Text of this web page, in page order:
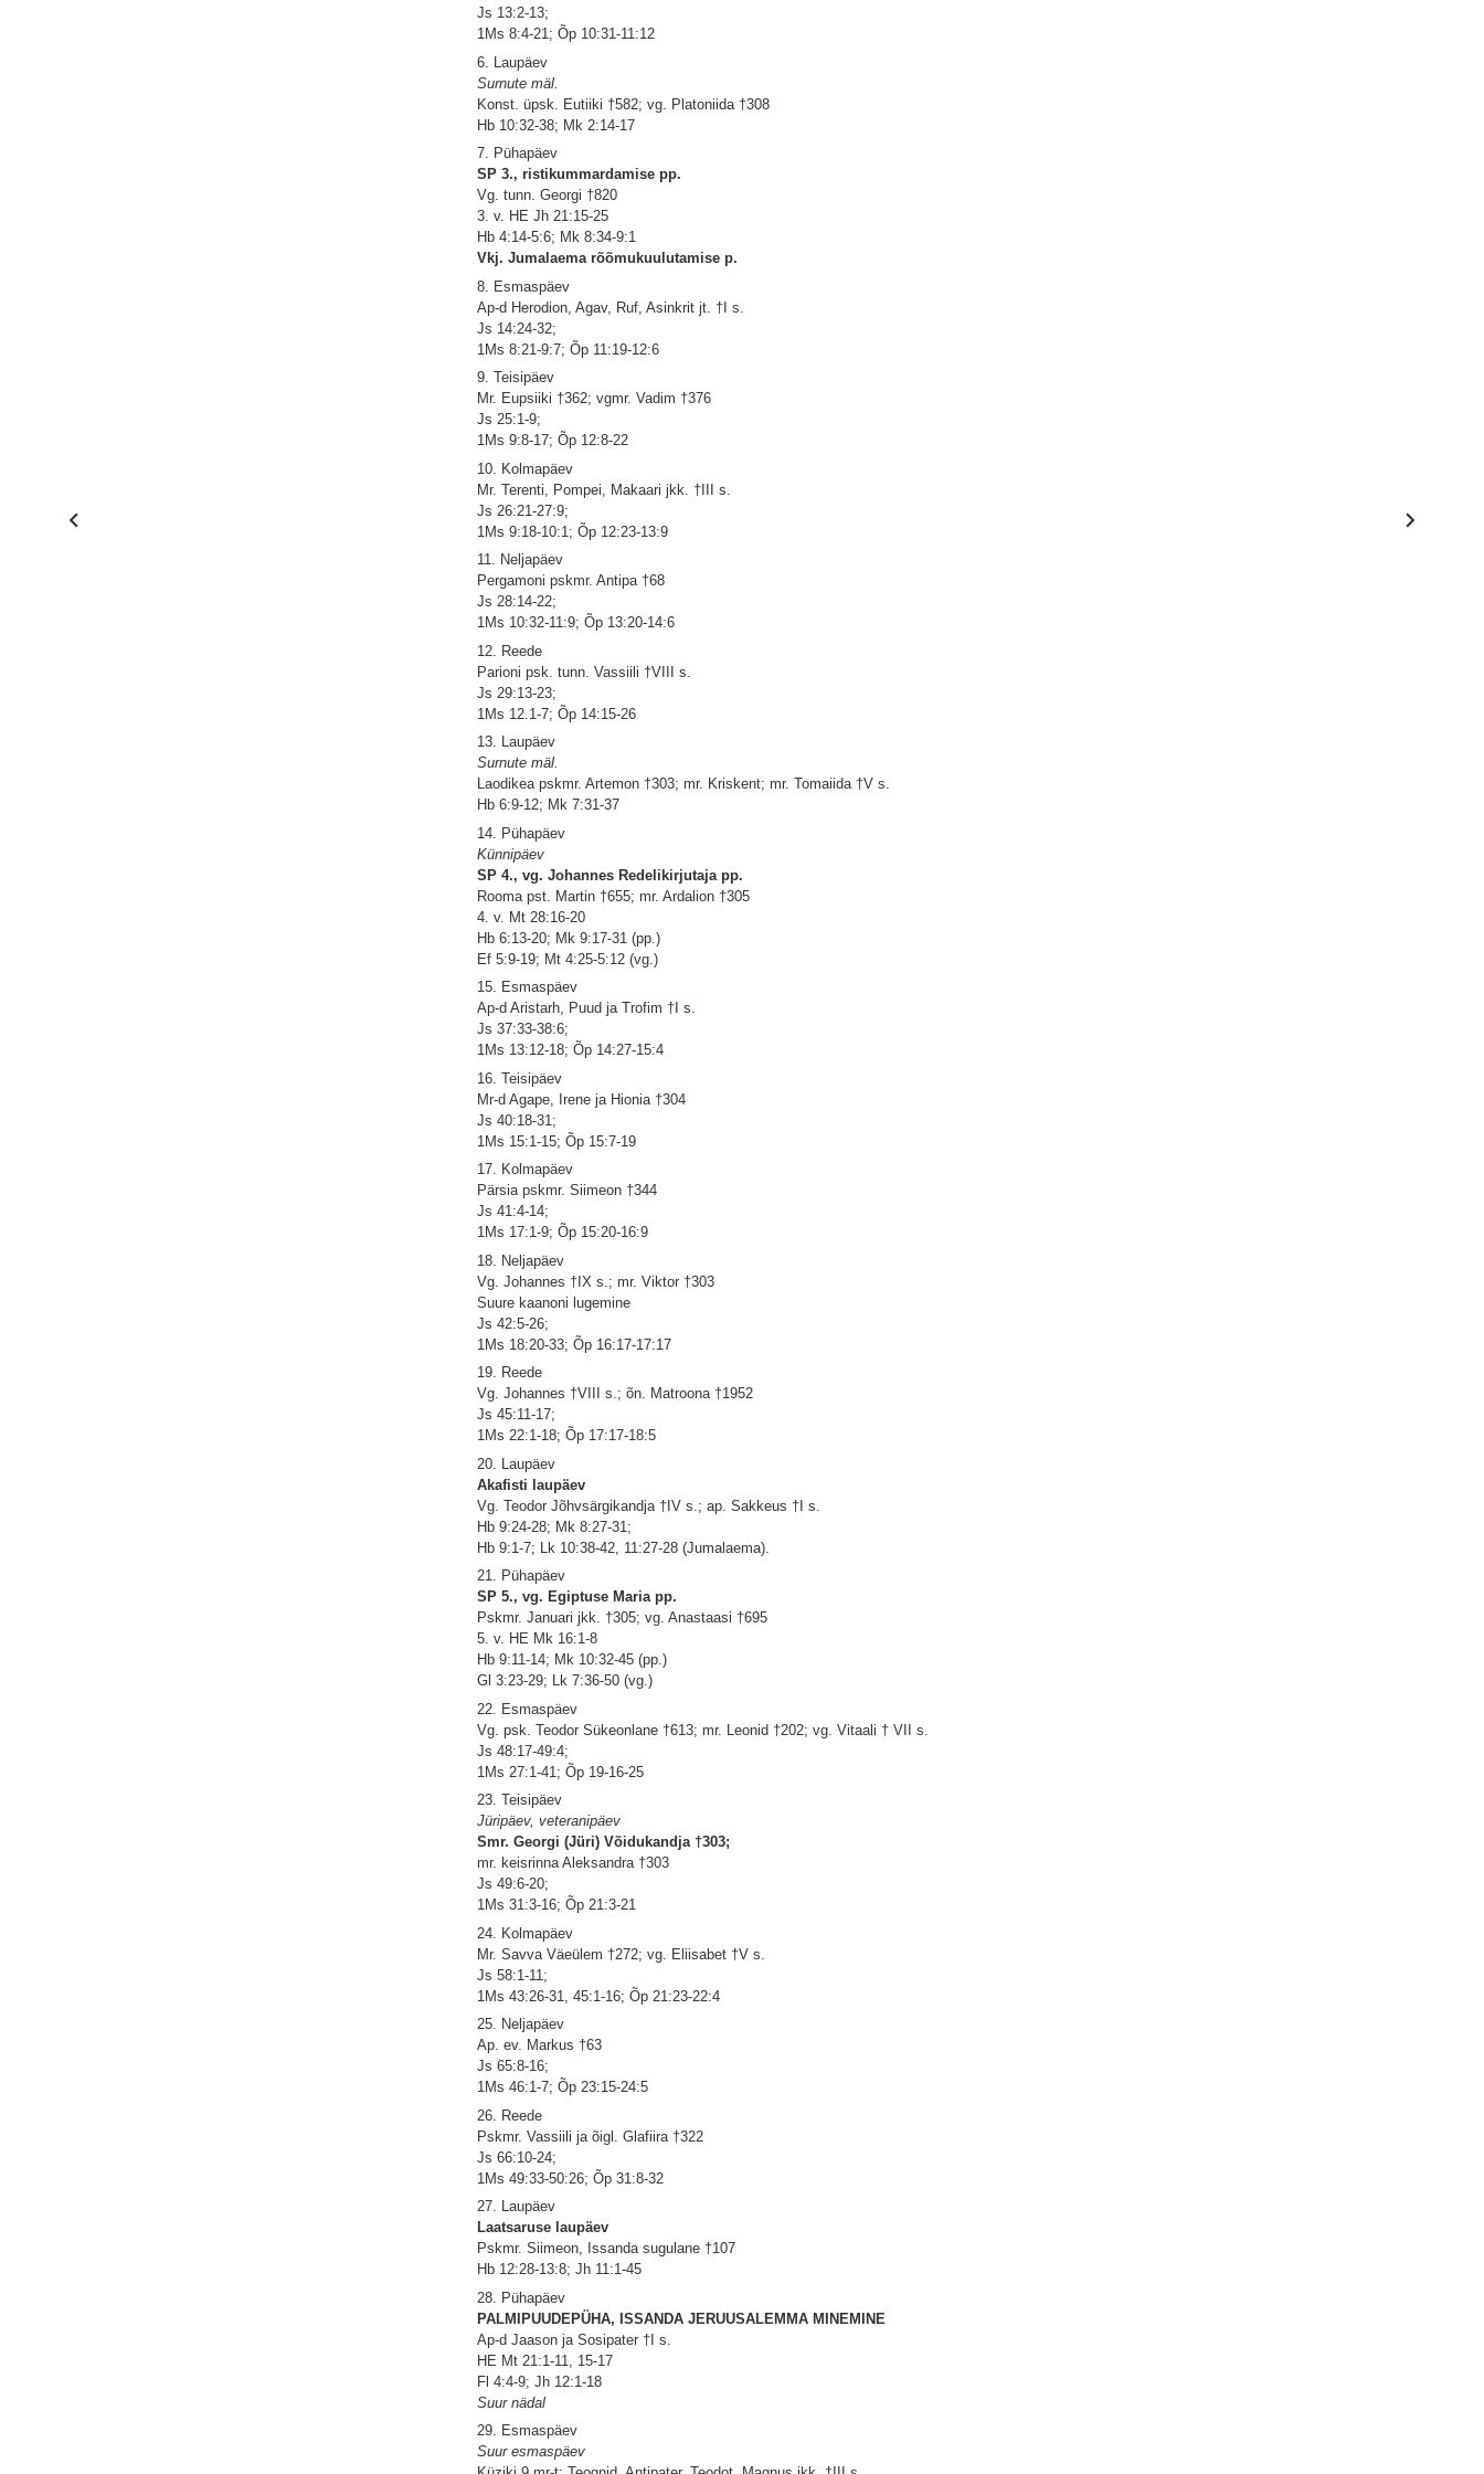
Js 13:2-13;
1Ms 8:4-21; Õp 10:31-11:12
6. Laupäev
Surnute mäl.
Konst. üpsk. Eutiiki †582; vg. Platoniida †308
Hb 10:32-38; Mk 2:14-17
7. Pühapäev
SP 3., ristikummardamise pp.
Vg. tunn. Georgi †820
3. v. HE Jh 21:15-25
Hb 4:14-5:6; Mk 8:34-9:1
Vkj. Jumalaema rõõmukuulutamise p.
8. Esmaspäev
Ap-d Herodion, Agav, Ruf, Asinkrit jt. †I s.
Js 14:24-32;
1Ms 8:21-9:7; Õp 11:19-12:6
9. Teisipäev
Mr. Eupsiiki †362; vgmr. Vadim †376
Js 25:1-9;
1Ms 9:8-17; Õp 12:8-22
10. Kolmapäev
Mr. Terenti, Pompei, Makaari jkk. †III s.
Js 26:21-27:9;
1Ms 9:18-10:1; Õp 12:23-13:9
11. Neljapäev
Pergamoni pskmr. Antipa †68
Js 28:14-22;
1Ms 10:32-11:9; Õp 13:20-14:6
12. Reede
Parioni psk. tunn. Vassiili †VIII s.
Js 29:13-23;
1Ms 12.1-7; Õp 14:15-26
13. Laupäev
Surnute mäl.
Laodikea pskmr. Artemon †303; mr. Kriskent; mr. Tomaiida †V s.
Hb 6:9-12; Mk 7:31-37
14. Pühapäev
Künnipäev
SP 4., vg. Johannes Redelikirjutaja pp.
Rooma pst. Martin †655; mr. Ardalion †305
4. v. Mt 28:16-20
Hb 6:13-20; Mk 9:17-31 (pp.)
Ef 5:9-19; Mt 4:25-5:12 (vg.)
15. Esmaspäev
Ap-d Aristarh, Puud ja Trofim †I s.
Js 37:33-38:6;
1Ms 13:12-18; Õp 14:27-15:4
16. Teisipäev
Mr-d Agape, Irene ja Hionia †304
Js 40:18-31;
1Ms 15:1-15; Õp 15:7-19
17. Kolmapäev
Pärsia pskmr. Siimeon †344
Js 41:4-14;
1Ms 17:1-9; Õp 15:20-16:9
18. Neljapäev
Vg. Johannes †IX s.; mr. Viktor †303
Suure kaanoni lugemine
Js 42:5-26;
1Ms 18:20-33; Õp 16:17-17:17
19. Reede
Vg. Johannes †VIII s.; õn. Matroona †1952
Js 45:11-17;
1Ms 22:1-18; Õp 17:17-18:5
20. Laupäev
Akafisti laupäev
Vg. Teodor Jõhvsärgikandja †IV s.; ap. Sakkeus †I s.
Hb 9:24-28; Mk 8:27-31;
Hb 9:1-7; Lk 10:38-42, 11:27-28 (Jumalaema).
21. Pühapäev
SP 5., vg. Egiptuse Maria pp.
Pskmr. Januari jkk. †305; vg. Anastaasi †695
5. v. HE Mk 16:1-8
Hb 9:11-14; Mk 10:32-45 (pp.)
Gl 3:23-29; Lk 7:36-50 (vg.)
22. Esmaspäev
Vg. psk. Teodor Sükeonlane †613; mr. Leonid †202; vg. Vitaali † VII s.
Js 48:17-49:4;
1Ms 27:1-41; Õp 19-16-25
23. Teisipäev
Jüripäev, veteranipäev
Smr. Georgi (Jüri) Võidukandja †303;
mr. keisrinna Aleksandra †303
Js 49:6-20;
1Ms 31:3-16; Õp 21:3-21
24. Kolmapäev
Mr. Savva Väeülem †272; vg. Eliisabet †V s.
Js 58:1-11;
1Ms 43:26-31, 45:1-16; Õp 21:23-22:4
25. Neljapäev
Ap. ev. Markus †63
Js 65:8-16;
1Ms 46:1-7; Õp 23:15-24:5
26. Reede
Pskmr. Vassiili ja õigl. Glafiira †322
Js 66:10-24;
1Ms 49:33-50:26; Õp 31:8-32
27. Laupäev
Laatsaruse laupäev
Pskmr. Siimeon, Issanda sugulane †107
Hb 12:28-13:8; Jh 11:1-45
28. Pühapäev
PALMIPUUDEPÜHA, ISSANDA JERUUSALEMMA MINEMINE
Ap-d Jaason ja Sosipater †I s.
HE Mt 21:1-11, 15-17
Fl 4:4-9; Jh 12:1-18
Suur nädal
29. Esmaspäev
Suur esmaspäev